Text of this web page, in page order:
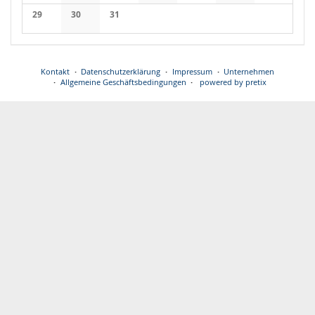
Keine Veranstaltungen
Keine Veranstaltungen
Keine Veranstaltungen
Keine Veranstaltungen
Keine Veranstaltungen
Keine Keine
29
Keine Veranstaltungen
30
Keine Veranstaltungen
31
Keine Veranstaltungen
Kontakt Datenschutzerklärung Impressum
Unternehmen
Allgemeine Geschäftsbedingungen
powered by pretix